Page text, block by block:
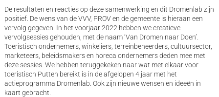
De resultaten en reacties op deze samenwerking en dit Dromenlab zijn
positief. De wens van de VVV, PROV en de gemeente is hieraan een
vervolg gegeven. In het voorjaar 2022 hebben we creatieve
vervolgsessies gehouden, met de naam ‘Van Dromen naar Doen’.
Toeristisch ondernemers, winkeliers, terreinbeheerders, cultuursector,
marketeers, beleidsmakers en horeca ondernemers deden mee met
deze sessies. We hebben teruggekeken naar wat met elkaar voor
toeristisch Putten bereikt is in de afgelopen 4 jaar met het
actieprogramma Dromenlab. Ook zijn nieuwe wensen en ideeën in
kaart gebracht.